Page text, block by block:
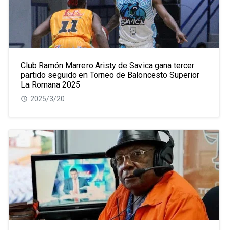
Club Ramón Marrero Aristy de Savica gana tercer
partido seguido en Torneo de Baloncesto Superior
La Romana 2025
2025/3/20